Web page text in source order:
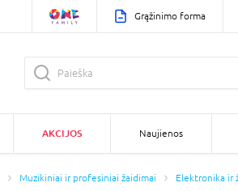
Grąžinimo forma
AKCIJOS Naujienos
Muzikiniai ir profesiniai žaidimai Elektronika ir